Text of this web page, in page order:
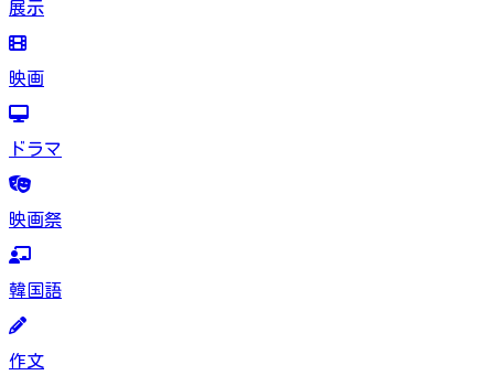
展示
映画
ドラマ
映画祭
韓国語
作文